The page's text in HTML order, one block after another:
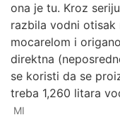
ona je tu. Kroz
razbila vodni otisak
mocarelom i
direktna
se koristi da se
treba 1,260 litara
MI